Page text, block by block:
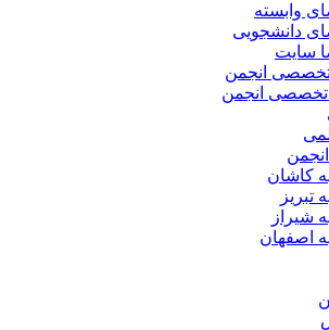
وابسته
دانشجویی
انجمن
انجمن